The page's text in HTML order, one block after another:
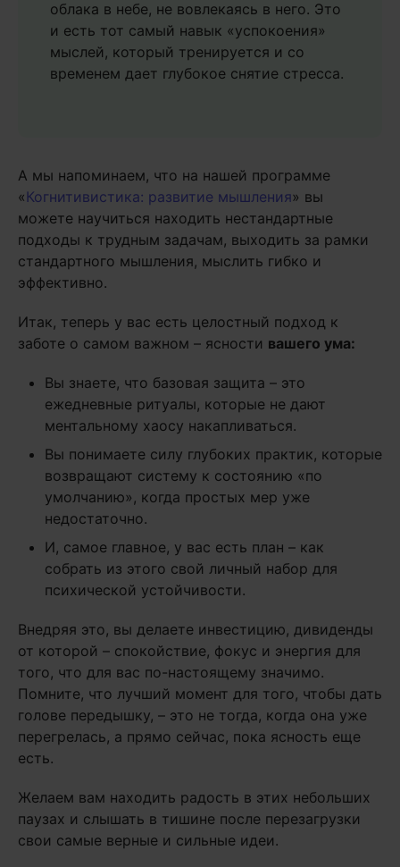
облака в небе, не вовлекаясь в него. Это
и есть тот самый навык «успокоения»
мыслей, который тренируется и со
временем дает глубокое снятие стресса.
А мы напоминаем, что на нашей программе
«Когнитивистика: развитие мышления» вы
можете научиться находить нестандартные
подходы к трудным задачам, выходить за рамки
стандартного мышления, мыслить гибко и
эффективно.
Итак, теперь у вас есть целостный подход к
заботе о самом важном – ясности вашего ума:
Вы знаете, что базовая защита – это
ежедневные ритуалы, которые не дают
ментальному хаосу накапливаться.
Вы понимаете силу глубоких практик, которые
возвращают систему к состоянию «по
умолчанию», когда простых мер уже
недостаточно.
И, самое главное, у вас есть план – как
собрать из этого свой личный набор для
психической устойчивости.
Внедряя это, вы делаете инвестицию, дивиденды
от которой – спокойствие, фокус и энергия для
того, что для вас по-настоящему значимо.
Помните, что лучший момент для того, чтобы дать
голове передышку, – это не тогда, когда она уже
перегрелась, а прямо сейчас, пока ясность еще
есть.
Желаем вам находить радость в этих небольших
паузах и слышать в тишине после перезагрузки
свои самые верные и сильные идеи.